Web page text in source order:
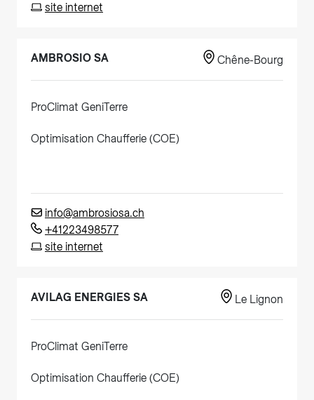
site internet
AMBROSIO SA Chêne-Bourg
ProClimat GeniTerre
Optimisation Chaufferie (COE)
info@ambrosiosa.ch
+41223498577
site internet
AVILAG ENERGIES SA Le Lignon
ProClimat GeniTerre
Optimisation Chaufferie (COE)